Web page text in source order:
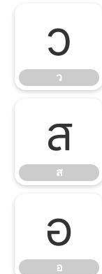
ว
ว
ส
ส
อ
อ